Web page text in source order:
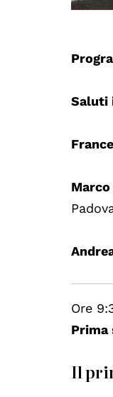
Saluti
Ore
Prima
Il